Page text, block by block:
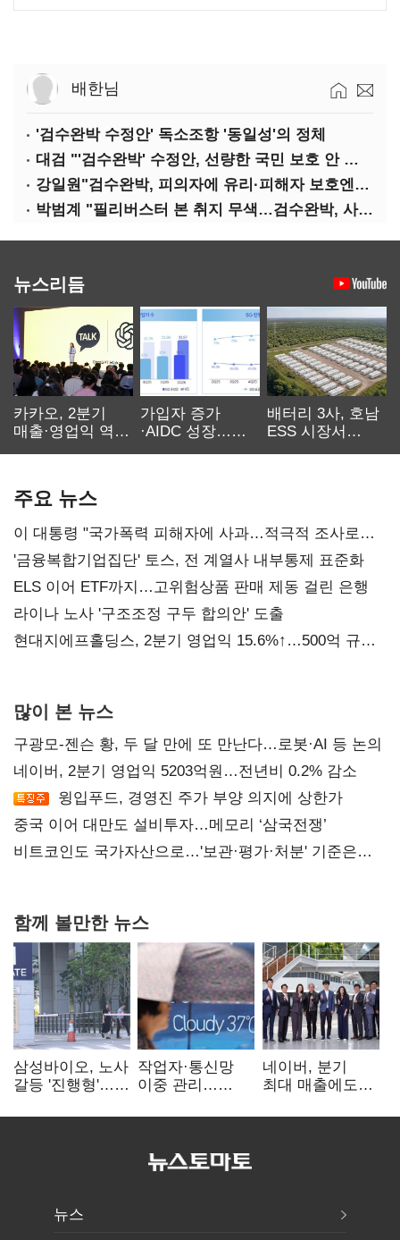
배한님
'검수완박 수정안' 독소조항 '동일성'의 정체
대검 "'검수완박' 수정안, 선량한 국민 보호 안 보여"
강일원"검수완박, 피의자에 유리·피해자 보호엔 문제"
박범계 "필리버스터 본 취지 무색…검수완박, 사실상 합의"
뉴스리듬
카카오, 2분기
매출·영업익 역대
가입자 증가
·AIDC 성장…
배터리 3사, 호남
ESS 시장서
주요 뉴스
이 대통령 "국가폭력 피해자에 사과…적극적 조사로
진실 밝혀야"
'금융복합기업집단' 토스, 전 계열사 내부통제 표준화
ELS 이어 ETF까지…고위험상품 판매 제동 걸린 은행
라이나 노사 '구조조정 구두 합의안' 도출
현대지에프홀딩스, 2분기 영업익 15.6%↑…500억 규모
많이 본 뉴스
구광모-젠슨 황, 두 달 만에 또 만난다…로봇·AI 등 논의
네이버, 2분기 영업익 5203억원…전년비 0.2% 감소
윙입푸드, 경영진 주가 부양 의지에 상한가
중국 이어 대만도 설비투자…메모리 ‘삼국전쟁’
비트코인도 국가자산으로…'보관·평가·처분' 기준은
함께 볼만한 뉴스
삼성바이오, 노사
갈등 '진행형'…
작업자·통신망
이중 관리…
비상대응 돌입
네이버, 분기
최대 매출에도
팩토리 속도
뉴스